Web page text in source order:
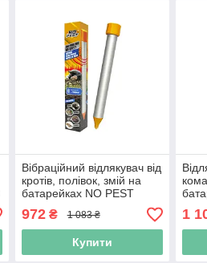
Вібраційний відлякувач від
кротів, полівок, змій на
батарейках NO PEST
"Sonic Shock Repeller"
1500 кв. м (Niz16694)
972₴ 1 083 ₴
Купити
м
1